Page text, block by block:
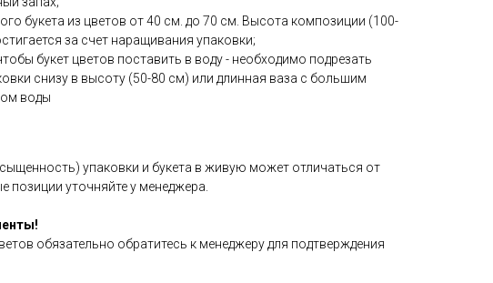
букета из цветов от 40 см. до 70 см. Высота композиции (100-
за счет наращивания упаковки;
букет цветов поставить в воду - необходимо подрезать
снизу в высоту (50-80 см) или длинная ваза с большим
воды
упаковки и букета в живую может отличаться от
позиции уточняйте у менеджера.
обязательно обратитесь к менеджеру для подтверждения